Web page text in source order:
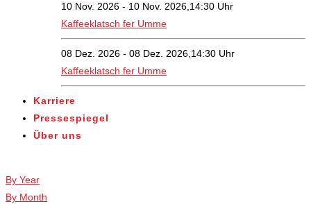
10 Nov. 2026 - 10 Nov. 2026,14:30 Uhr
Kaffeeklatsch fer Umme
08 Dez. 2026 - 08 Dez. 2026,14:30 Uhr
Kaffeeklatsch fer Umme
Karriere
Pressespiegel
Über uns
By Year
By Month